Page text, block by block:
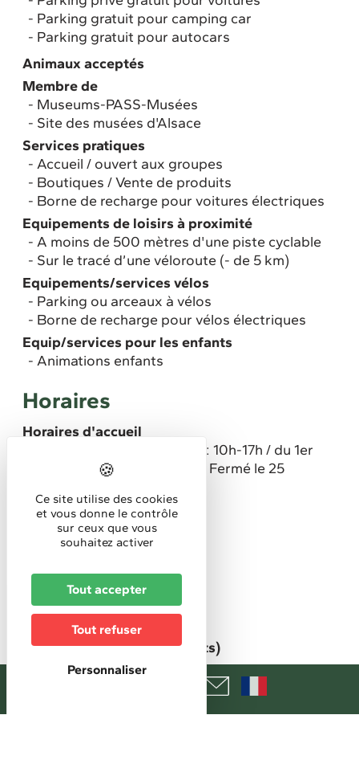
Parking gratuit pour camping car
Parking gratuit pour autocars
Animaux acceptés
Membre de
Museums-PASS-Musées
Site des musées d'Alsace
Services pratiques
Accueil / ouvert aux groupes
Boutiques / Vente de produits
Borne de recharge pour voitures électriques
Equipements de loisirs à proximité
A moins de 500 mètres d'une piste cyclable
Sur le tracé d’une véloroute (- de 5 km)
Equipements/services vélos
Parking ou arceaux à vélos
Borne de recharge pour vélos électriques
Equip/services pour les enfants
Animations enfants
Horaires
Horaires d'accueil
Du 1er novembre au 31 mars: 10h-17h / du 1er
avril au 31 octobre: 10h-18h. Fermé le 25
Tarifs
16 €
Enfants
12 €
Famille (2 adultes + 2 enfants)
Ce site utilise des cookies
et vous donne le contrôle
sur ceux que vous
souhaitez activer
Tout accepter
Tout refuser
Personnaliser